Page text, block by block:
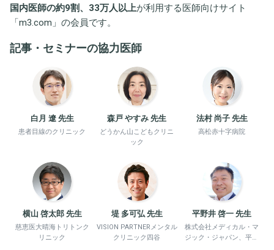
国内医師の約9割、33万人以上が利用する医師向けサイト
「m3.com 」の会員です。
記事・セミナーの協力医師
白月 遼 先生
患者目線のクリニック
森戸 やすみ 先生
どうかん山こどもクリニ
ック
法村 尚子 先生
高松赤十字病院
横山 啓太郎 先生
慈恵医大晴海トリトンク
リニック
堤 多可弘 先生
VISION PARTNERメンタル
クリニック四谷
平野井 啓一 先生
株式会社メディカル・マ
ジック・ジャパン、平野